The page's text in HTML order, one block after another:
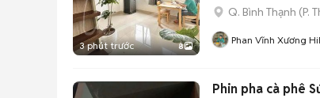
3 phút trước 8
Q. Bình Thạnh (P.
Phan Vĩnh Xương
Phin pha cà phê